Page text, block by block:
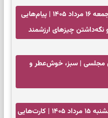
فال فرشتگان امروز جمعه ۱۶ مرداد ۱۴۰۵ | پیام‌هایی
نگه‌داشتن چیزهای ارزشمند
مجلسی | سبز، خوش‌عطر و
فال تاروت امروز پنجشنبه ۱۵ مرداد ۱۴۰۵ | کارت‌هایی